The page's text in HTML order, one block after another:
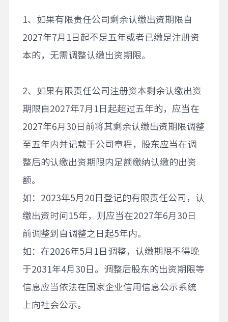
1、如果有限责任公司剩余认缴出资期限自
2027年7月1日起不足五年或者已缴足注册资
本的，无需调整认缴出资期限。
2、如果有限责任公司注册资本剩余认缴出资
期限自2027年7月1日起超过五年的，应当在
2027年6月30日前将其剩余认缴出资期限调整
至五年内并记载于公司章程，股东应当在调
整后的认缴出资期限内足额缴纳认缴的出资
额。
如：2023年5月20日登记的有限责任公司，认
缴出资时间15年，则应当在2027年6月30日
前调整到自调整之日起5年内。
如：在2026年5月1日调整，认缴期限不得晚
于2031年4月30日。调整后股东的出资期限等
信息应当依法在国家企业信用信息公示系统
上向社会公示。